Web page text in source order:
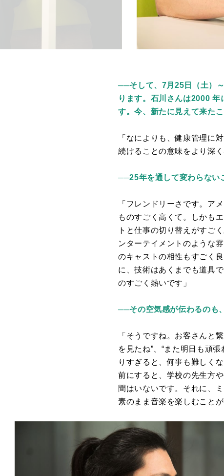
──そして、7⽉25⽇（⼟）
ります。石川さんは2000
す。今、新たに見えて来た
「なによりも、健康管理に
続けることの意味をより深
──25年を通して変わらない
「フレンドリーさです。ア
ものすごく高くて。しかも
トと仕事の切り替えがすご
ンターテイメントのような
のキャストの相性もすごく
に、技術はあくまでも道具
のすごく熱いです」
──その空気感が伝わるのも
「そうですね。お客さんと
を見たね”、“また明日も頑
りすぎると、何事も難しく
前にすると、学校の先生方
間はいないです。それに、
素のまま音楽を楽しむこと